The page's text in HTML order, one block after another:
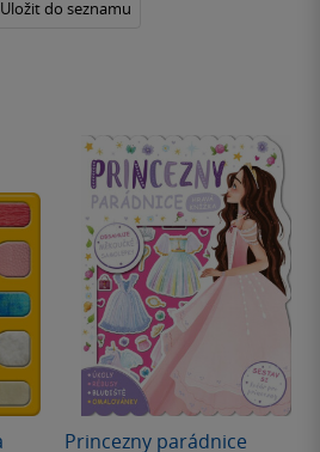
Uložit do seznamu
Princezny parádnice